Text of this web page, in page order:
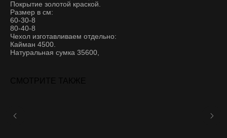
Покрытие золотой краской.
Размер в см:
60-30-8
80-40-8
Чехол изготавливаем отдельно:
Кайман 4500.
Натуральная сумка 35600,